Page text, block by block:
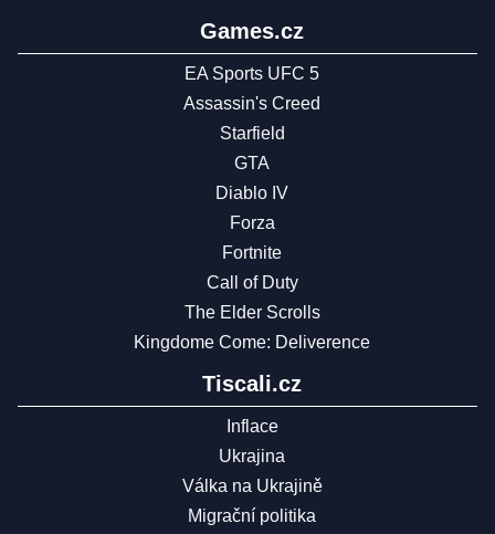
Games.cz
EA Sports UFC 5
Assassin's Creed
Starfield
GTA
Diablo IV
Forza
Fortnite
Call of Duty
The Elder Scrolls
Kingdome Come: Deliverence
Tiscali.cz
Inflace
Ukrajina
Válka na Ukrajině
Migrační politika